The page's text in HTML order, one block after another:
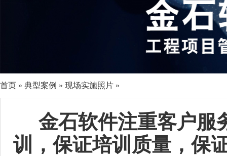
首页 » 典型案例 » 现场实施照片 »
金石软件注重客户服
训，保证培训质量，保